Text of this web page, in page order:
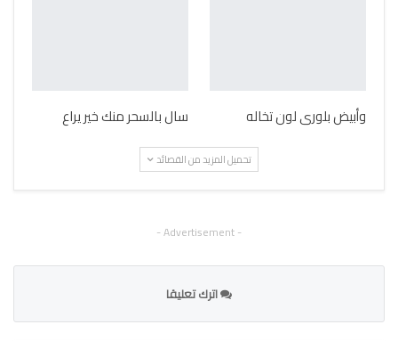
وأبيض بلورى لون تخاله سال بالسحر منك خير يراع
تحميل المزيد من القصائد
- Advertisement -
اترك تعليقا